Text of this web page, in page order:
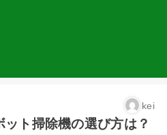
kei
ト掃除機の選び方は？